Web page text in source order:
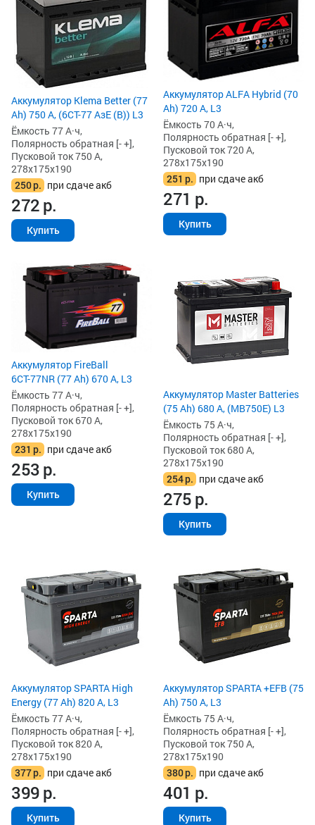
Аккумулятор Klema Better (77
Ah) 750 А, (6СТ-77 АзЕ (B)) L3
Ёмкость 77 А·ч,
Полярность обратная [- +],
Пусковой ток 750 А,
278x175x190
250р. при сдаче акб
272р.
Купить
Аккумулятор ALFA Hybrid (70
Ah) 720 А, L3
Ёмкость 70 А·ч,
Полярность обратная [- +],
Пусковой ток 720 А,
278x175x190
251 р. при сдаче акб
271 р.
Купить
Аккумулятор FireBall
6СТ-77NR (77 Ah) 670 А, L3
Ёмкость 77 А·ч,
Полярность обратная [- +],
Пусковой ток 670 А,
278x175x190
231 р. при сдаче акб
253р.
Купить
Аккумулятор Master Batteries
(75 Ah) 680 А, (MB750E) L3
Ёмкость 75 А·ч,
Полярность обратная [- +],
Пусковой ток 680 А,
278x175x190
254р. при сдаче акб
275р.
Купить
Аккумулятор SPARTA High
Energy (77 Ah) 820 А, L3
Ёмкость 77 А·ч,
Полярность обратная [- +],
Пусковой ток 820 А,
278x175x190
377р. при сдаче акб
399р.
Купить
Аккумулятор SPARTA +EFB (75
Ah) 750 А, L3
Ёмкость 75 А·ч,
Полярность обратная [- +],
Пусковой ток 750 А,
278x175x190
380р. при сдаче акб
401 р.
Купить